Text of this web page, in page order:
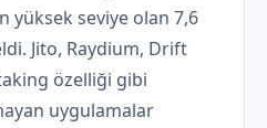
yüksek seviye olan 7,6
Jito, Raydium, Drift
özelliği gibi
uygulamalar